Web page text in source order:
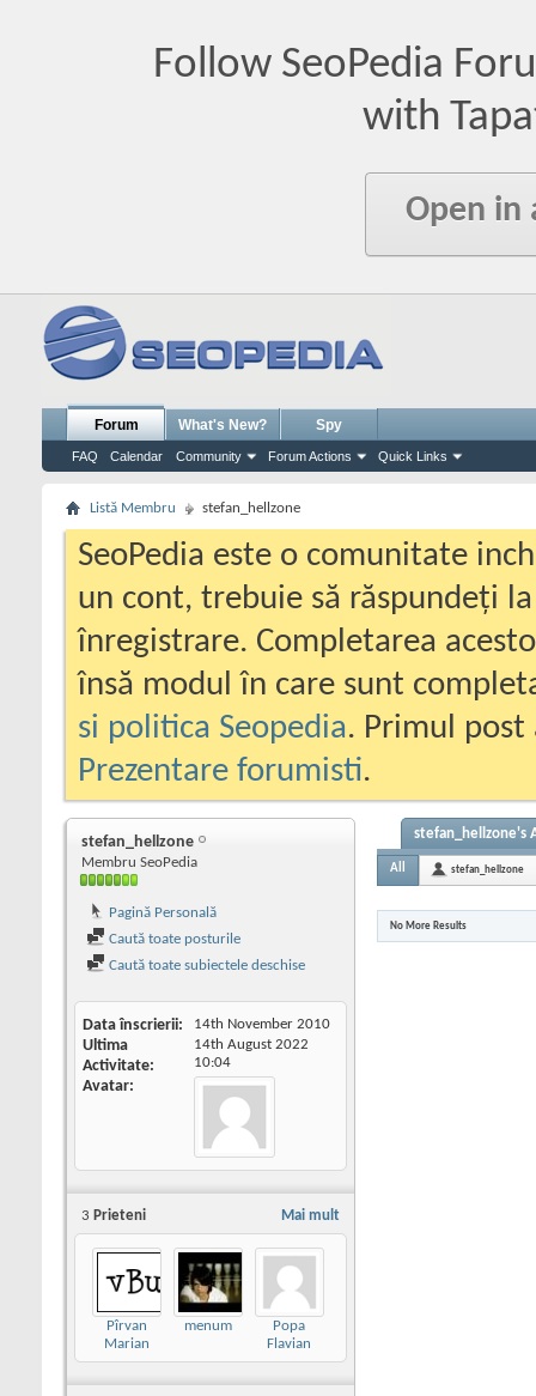
Follow SeoPedia
with
Open in
Forum
FAQ Calendar Community Forum Actions Quick Links
What's New? Spy
Listă Membru stefan_hellzone
SeoPedia este o comunitate
un cont, trebuie să răspundeți
înregistrare. Completarea
însă modul în care sunt
si politica Seopedia. Primul
Prezentare forumisti.
stefan_hellzone
Membru SeoPedia
Pagină Personală
Caută toate posturile
Caută toate subiectele deschise
Data înscrierii 14th November 2010
Ultima
Activitate
14th August 2022
10:04
Avatar
Mai mult
3 Prieteni
Pîrvan
Marian
menum
Popa
Flavian
stefan_hellzone's
All stefan_hellzone
No More Results